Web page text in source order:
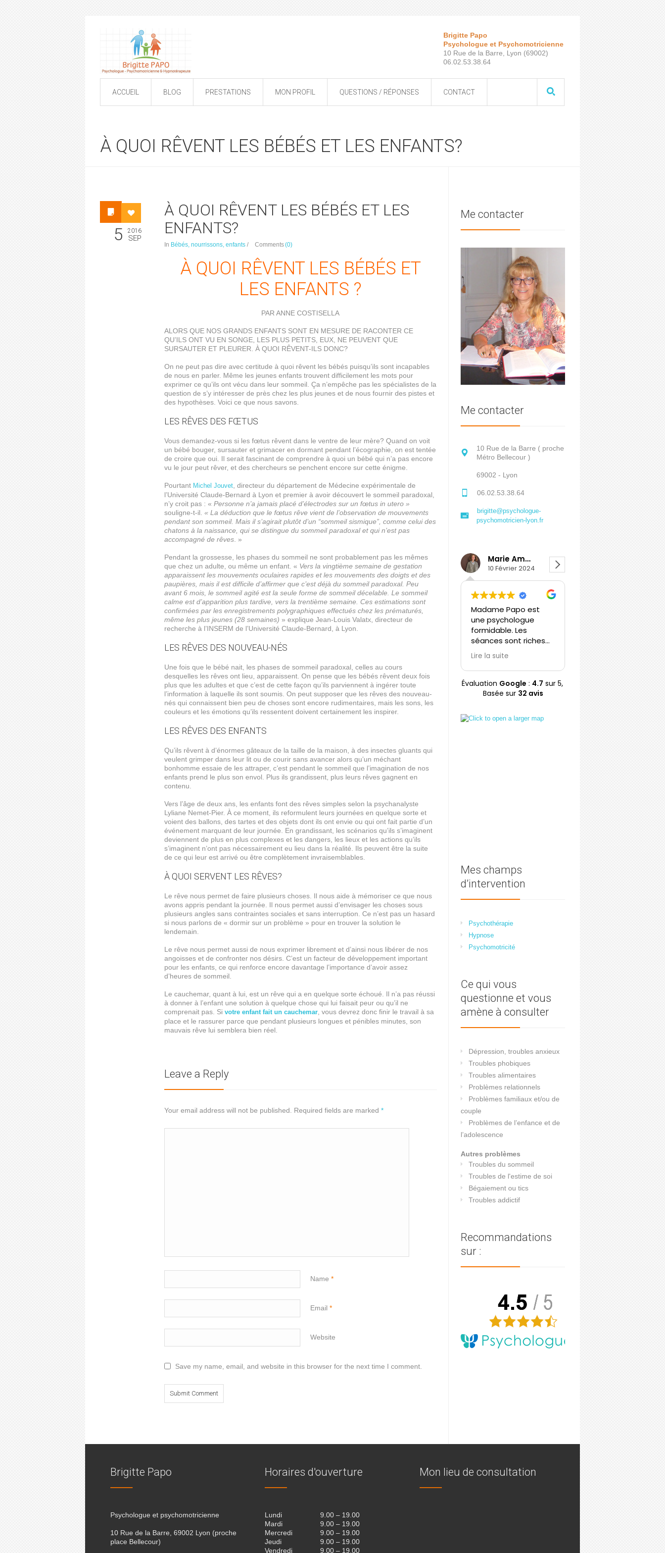
Brigitte Papo
Psychologue et Psychomotricienne
10 Rue de la Barre, Lyon (69002)
06.02.53.38.64
ACCUEIL BLOG PRESTATIONS MON PROFIL QUESTIONS / RÉPONSES CONTACT
À QUOI RÊVENT LES BÉBÉS ET LES ENFANTS?
5 2016
SEP
À QUOI RÊVENT LES BÉBÉS ET LES
ENFANTS?
In Bébés, nourrissons, enfants / Comments(0)
À QUOI RÊVENT LES BÉBÉS ET
LES ENFANTS ?
PAR ANNE COSTISELLA
ALORS QUE NOS GRANDS ENFANTS SONT EN MESURE DE RACONTER CE
QU’ILS ONT VU EN SONGE, LES PLUS PETITS, EUX, NE PEUVENT QUE
SURSAUTER ET PLEURER. À QUOI RÊVENT-ILS DONC?
On ne peut pas dire avec certitude à quoi rêvent les bébés puisqu’ils sont incapables
de nous en parler. Même les jeunes enfants trouvent difficilement les mots pour
exprimer ce qu’ils ont vécu dans leur sommeil. Ça n’empêche pas les spécialistes de la
question de s’y intéresser de près chez les plus jeunes et de nous fournir des pistes et
des hypothèses. Voici ce que nous savons.
LES RÊVES DES FŒTUS
Vous demandez-vous si les fœtus rêvent dans le ventre de leur mère? Quand on voit
un bébé bouger, sursauter et grimacer en dormant pendant l’écographie, on est tentée
de croire que oui. Il serait fascinant de comprendre à quoi un bébé qui n’a pas encore
vu le jour peut rêver, et des chercheurs se penchent encore sur cette énigme.
Pourtant Michel Jouvet , directeur du département de Médecine expérimentale de
l’Université Claude-Bernard à Lyon et premier à avoir découvert le sommeil paradoxal,
n’y croit pas : « Personne n’a jamais placé d’électrodes sur un fœtus in utero »
souligne-t-il. « La déduction que le fœtus rêve vient de l’observation de mouvements
pendant son sommeil. Mais il s’agirait plutôt d’un “sommeil sismique”, comme celui des
chatons à la naissance, qui se distingue du sommeil paradoxal et qui n’est pas
accompagné de rêves . »
Pendant la grossesse, les phases du sommeil ne sont probablement pas les mêmes
que chez un adulte, ou même un enfant. « Vers la vingtième semaine de gestation
apparaissent les mouvements oculaires rapides et les mouvements des doigts et des
paupières, mais il est difficile d’affirmer que c’est déjà du sommeil paradoxal. Peu
avant 6 mois, le sommeil agité est la seule forme de sommeil décelable. Le sommeil
calme est d’apparition plus tardive, vers la trentième semaine. Ces estimations sont
confirmées par les enregistrements polygraphiques effectués chez les prématurés,
même les plus jeunes (28 semaines) » explique Jean-Louis Valatx, directeur de
recherche à l’INSERM de l’Université Claude-Bernard, à Lyon.
LES RÊVES DES NOUVEAU-NÉS
Une fois que le bébé nait, les phases de sommeil paradoxal, celles au cours
desquelles les rêves ont lieu, apparaissent. On pense que les bébés rêvent deux fois
plus que les adultes et que c’est de cette façon qu’ils parviennent à ingérer toute
l’information à laquelle ils sont soumis. On peut supposer que les rêves des nouveau-
nés qui connaissent bien peu de choses sont encore rudimentaires, mais les sons, les
couleurs et les émotions qu’ils ressentent doivent certainement les inspirer.
LES RÊVES DES ENFANTS
Qu’ils rêvent à d’énormes gâteaux de la taille de la maison, à des insectes gluants qui
veulent grimper dans leur lit ou de courir sans avancer alors qu’un méchant
bonhomme essaie de les attraper, c’est pendant le sommeil que l’imagination de nos
enfants prend le plus son envol. Plus ils grandissent, plus leurs rêves gagnent en
contenu.
Vers l’âge de deux ans, les enfants font des rêves simples selon la psychanalyste
Lyliane Nemet-Pier. À ce moment, ils reformulent leurs journées en quelque sorte et
voient des ballons, des tartes et des objets dont ils ont envie ou qui ont fait partie d’un
événement marquant de leur journée. En grandissant, les scénarios qu’ils s’imaginent
deviennent de plus en plus complexes et les dangers, les lieux et les actions qu’ils
s’imaginent n’ont pas nécessairement eu lieu dans la réalité. Ils peuvent être la suite
de ce qui leur est arrivé ou être complètement invraisemblables.
À QUOI SERVENT LES RÊVES?
Le rêve nous permet de faire plusieurs choses. Il nous aide à mémoriser ce que nous
avons appris pendant la journée. Il nous permet aussi d’envisager les choses sous
plusieurs angles sans contraintes sociales et sans interruption. Ce n’est pas un hasard
si nous parlons de « dormir sur un problème » pour en trouver la solution le
lendemain.
Le rêve nous permet aussi de nous exprimer librement et d’ainsi nous libérer de nos
angoisses et de confronter nos désirs. C’est un facteur de développement important
pour les enfants, ce qui renforce encore davantage l’importance d’avoir assez
d’heures de sommeil.
Le cauchemar, quant à lui, est un rêve qui a en quelque sorte échoué. Il n’a pas réussi
à donner à l’enfant une solution à quelque chose qui lui faisait peur ou qu’il ne
comprenait pas. Si votre enfant fait un cauchemar , vous devrez donc finir le travail à sa
place et le rassurer parce que pendant plusieurs longues et pénibles minutes, son
mauvais rêve lui semblera bien réel.
Leave a Reply
Your email address will not be published. Required fields are marked *
Name*
Email*
Website
Save my name, email, and website in this browser for the next time I comment.
Me contacter
Me contacter
10 Rue de la Barre ( proche
Métro Bellecour )
69002 - Lyon
06.02.53.38.64
brigitte@psychologue-
psychomotricien-lyon.fr
Marie Amodeo
10 Février 2024
Madame Papo est
une psychologue
formidable. Les
séances sont riches
en exemples et en
conseils. Madame
Papo réussit à vous
faire réfléchir
profondément, tout
à la fois dynamique et
percutant très très
Lire la suite
Évaluation Google : 4.7 sur 5,
Basée sur 32 avis
Mes champs
d’intervention
Psychothérapie
Hypnose
Psychomotricité
Ce qui vous
questionne et vous
amène à consulter
Dépression, troubles anxieux
Troubles phobiques
Troubles alimentaires
Problèmes relationnels
Problèmes familiaux et/ou de
couple
Problèmes de l’enfance et de
l’adolescence
Autres problèmes
Troubles du sommeil
Troubles de l'estime de soi
Bégaiement ou tics
Troubles addictif
Recommandations
sur :
Brigitte Papo
Psychologue et psychomotricienne
10 Rue de la Barre, 69002 Lyon (proche
place Bellecour)
Horaires d'ouverture
Lundi
9.00 – 19.00
Mardi
9.00 – 19.00
Mercredi
9.00 – 19.00
Jeudi
9.00 – 19.00
Vendredi
9.00 – 19.00
Mon lieu de consultation